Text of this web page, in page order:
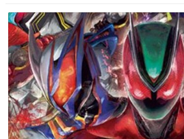
ト
数
数